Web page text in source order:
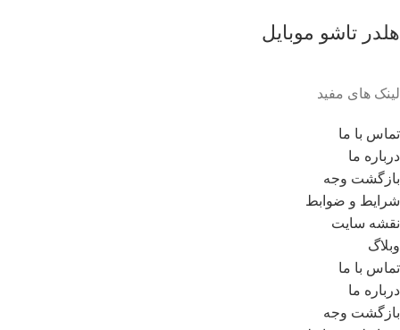
هلدر تاشو موبایل
لینک های مفید
تماس با ما
درباره ما
بازگشت وجه
شرایط و ضوابط
نقشه سایت
وبلاگ
تماس با ما
درباره ما
بازگشت وجه